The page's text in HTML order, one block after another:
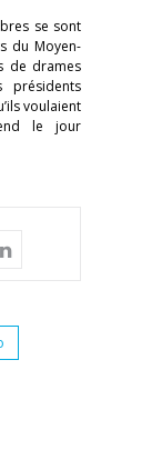
se sont
du Moyen-
de drames
présidents
voulaient
le jour